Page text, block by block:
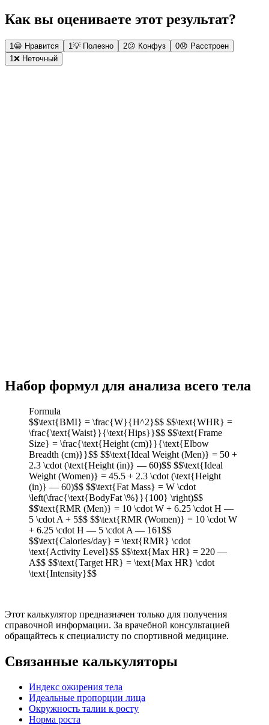
Как вы оцениваете этот результат?
1😀 Нравится 1💡 Полезно 2😕 Конфуз 0😞 Расстроен
1❌ Неточный
Набор формул для анализа всего тела
Formula
$$\text{BMI} = \frac{W}{H^2}$$ $$\text{WHR} =
\frac{\text{Waist}}{\text{Hips}}$$ $$\text{Frame
Size} = \frac{\text{Height (cm)}}{\text{Elbow
Breadth (cm)}}$$ $$\text{Ideal Weight (Men)} = 50 +
2.3 \cdot (\text{Height (in)} — 60)$$ $$\text{Ideal
Weight (Women)} = 45.5 + 2.3 \cdot (\text{Height
(in)} — 60)$$ $$\text{Fat Mass} = W \cdot
\left(\frac{\text{BodyFat \%}}{100} \right)$$
$$\text{RMR (Men)} = 10 \cdot W + 6.25 \cdot H —
5 \cdot A + 5$$ $$\text{RMR (Women)} = 10 \cdot W
+ 6.25 \cdot H — 5 \cdot A — 161$$
$$\text{Calories/day} = \text{RMR} \cdot
\text{Activity Level}$$ $$\text{Max HR} = 220 —
A$$ $$\text{Target HR} = \text{Max HR} \cdot
\text{Intensity}$$
Этот калькулятор предназначен только для получения
справочной информации. За врачебной консультацией
обращайтесь к специалисту по спортивной медицине.
Связанные калькуляторы
Индекс ожирения тела
Идеальные пропорции лица
Окружность талии к росту
Норма роста